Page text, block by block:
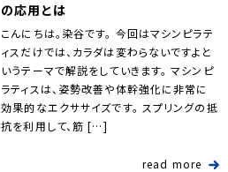
の応用とは
こんにちは。染谷です。 今回はマシンピラテ
ィスだけでは、カラダは変わらないですよと
いうテーマで解説をしていきます。 マシンピ
ラティスは、姿勢改善や体幹強化に非常に
効果的なエクササイズです。 スプリングの抵
抗を利用して、筋 […]
read more